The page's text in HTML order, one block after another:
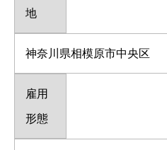
地
神奈川県相模原市中央区
雇用
形態